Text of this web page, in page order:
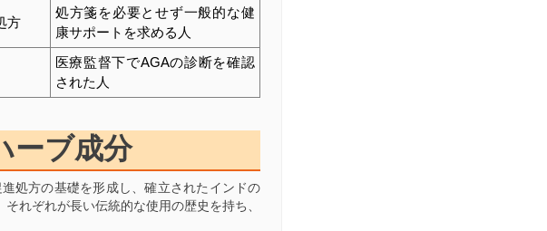
方
処方箋を必要とせず一般的な健
康サポートを求める人
医療監督下でAGAの診断を確認
された人
ーブ成分
処方の基礎を形成し、確立されたインドの
れぞれが長い伝統的な使用の歴史を持ち、